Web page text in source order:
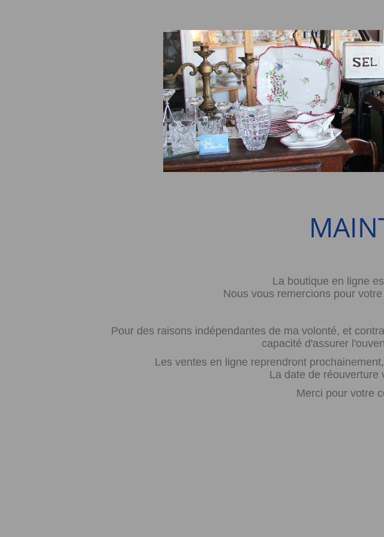
La boutique en ligne
Nous vous remercions pour
Pour des raisons indépendantes de ma volonté, et
capacité d'assurer
Les ventes en ligne reprendront
La date de réouverture
Merci pour votre